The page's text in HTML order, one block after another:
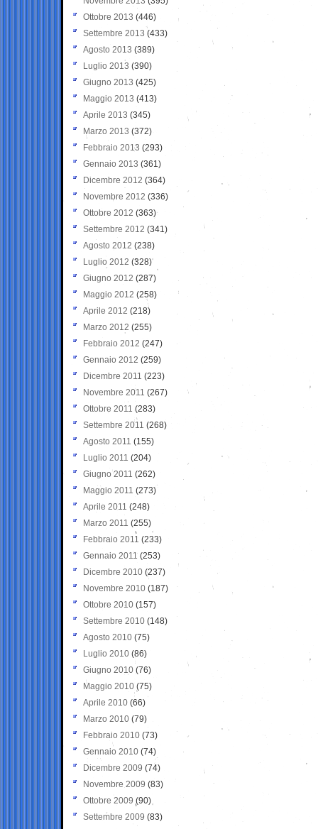
Ottobre 2013 (446)
Settembre 2013 (433)
Agosto 2013 (389)
Luglio 2013 (390)
Giugno 2013 (425)
Maggio 2013 (413)
Aprile 2013 (345)
Marzo 2013 (372)
Febbraio 2013 (293)
Gennaio 2013 (361)
Dicembre 2012 (364)
Novembre 2012 (336)
Ottobre 2012 (363)
Settembre 2012 (341)
Agosto 2012 (238)
Luglio 2012 (328)
Giugno 2012 (287)
Maggio 2012 (258)
Aprile 2012 (218)
Marzo 2012 (255)
Febbraio 2012 (247)
Gennaio 2012 (259)
Dicembre 2011 (223)
Novembre 2011 (267)
Ottobre 2011 (283)
Settembre 2011 (268)
Agosto 2011 (155)
Luglio 2011 (204)
Giugno 2011 (262)
Maggio 2011 (273)
Aprile 2011 (248)
Marzo 2011 (255)
Febbraio 2011 (233)
Gennaio 2011 (253)
Dicembre 2010 (237)
Novembre 2010 (187)
Ottobre 2010 (157)
Settembre 2010 (148)
Agosto 2010 (75)
Luglio 2010 (86)
Giugno 2010 (76)
Maggio 2010 (75)
Aprile 2010 (66)
Marzo 2010 (79)
Febbraio 2010 (73)
Gennaio 2010 (74)
Dicembre 2009 (74)
Novembre 2009 (83)
Ottobre 2009 (90)
Settembre 2009 (83)